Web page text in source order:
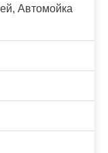
Автомойка